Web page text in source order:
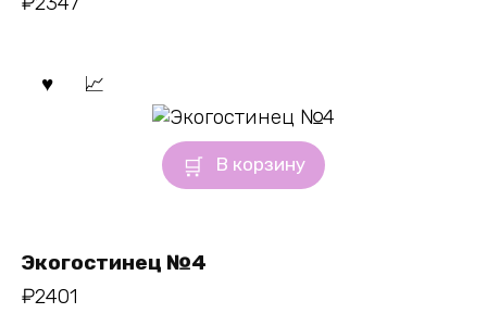
В корзину
Экогостинец №4
₽2401